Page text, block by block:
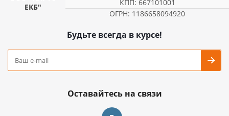
ЕКБ"
КПП: 667101001
ОГРН: 1186658094920
Будьте всегда в курсе!
Оставайтесь на связи